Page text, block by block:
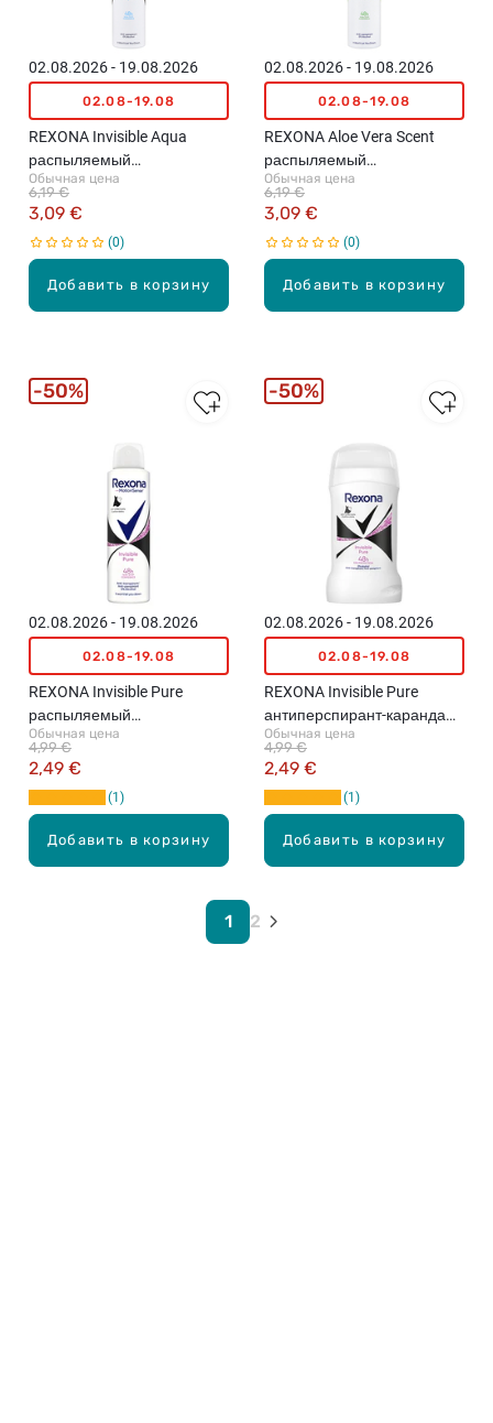
Добавить в корзину
02.08.2026 - 19.08.2026
02.08-19.08
REXONA Invisible Aqua
распыляемый
антиперспирант, 200мл
Обычная цена
3,09 €
6,19 €
0
Добавить в корзину
02.08.2026 - 19.08.2026
02.08-19.08
REXONA Aloe Vera Scent
распыляемый
антиперспирант, 200мл
Обычная цена
3,09 €
6,19 €
0
Добавить в корзину
02.08.2026 - 19.08.2026
02.08-19.08
REXONA Invisible Pure
распыляемый
антиперспирант, 150мл
Обычная цена
2,49 €
4,99 €
1
50%
Добавить в корзину
02.08.2026 - 19.08.2026
02.08-19.08
REXONA Invisible Pure
антиперспирант-карандаш,
50мл
Обычная цена
2,49 €
4,99 €
1
50%
1 2